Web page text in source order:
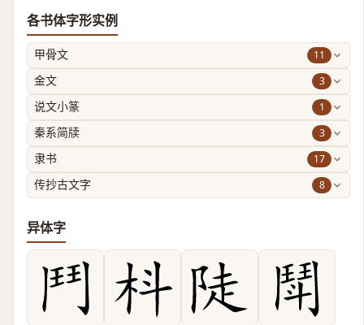
各书体字形实例
甲骨文 11
金文 3
说文小篆 1
秦系简牍 3
隶书 17
传抄古文字 8
异体字